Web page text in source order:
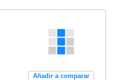
Añadir a comparar